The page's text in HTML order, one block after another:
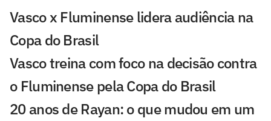
Vasco x Fluminense lidera audiência na
Copa do Brasil
Vasco treina com foco na decisão contra
o Fluminense pela Copa do Brasil
20 anos de Rayan: o que mudou em um